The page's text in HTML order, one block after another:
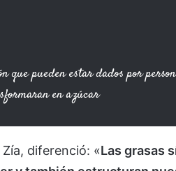
que pueden estar dados por
en azúcar
diferenció: «Las grasas